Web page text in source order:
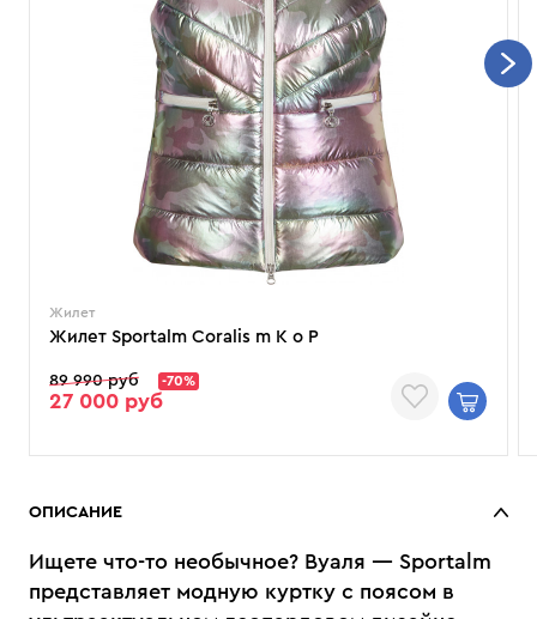
Жилет
Жилет Sportalm Coralis m K o P
89 990 руб -70%
27 000 руб
ОПИСАНИЕ
Ищете что-то необычное? Вуаля — Sportalm
представляет модную куртку с поясом в